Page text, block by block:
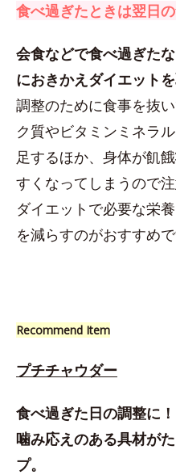
食べ過ぎたときは翌日
会食などで食べ過ぎた
におきかえダイエット
調整のために食事を抜
ク質やビタミンミネラ
足するほか、身体が飢
すくなってしまうので
ダイエットで必要な栄
を減らすのがおすすめで
Recommend Item
プチチャウダー
食べ過ぎた日の調整に
噛み応えのある具材が
プ。